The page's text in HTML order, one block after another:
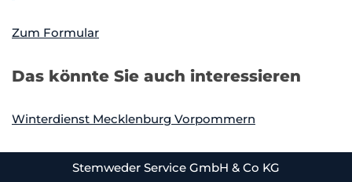
Zum Formular
Das könnte Sie auch interessieren
Winterdienst Mecklenburg Vorpommern
Stemweder Service GmbH & Co KG